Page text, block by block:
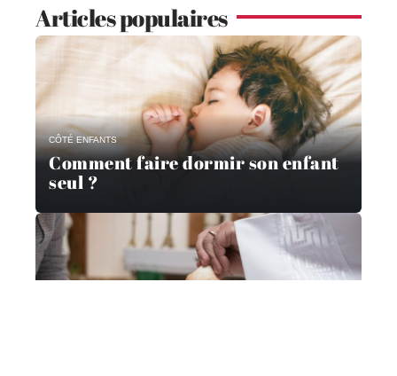
Articles populaires
CÔTÉ ENFANTS
Comment faire dormir son enfant
seul ?